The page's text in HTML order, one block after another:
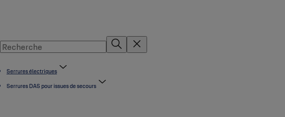
Serrures électriques
Serrures DAS pour issues de secours